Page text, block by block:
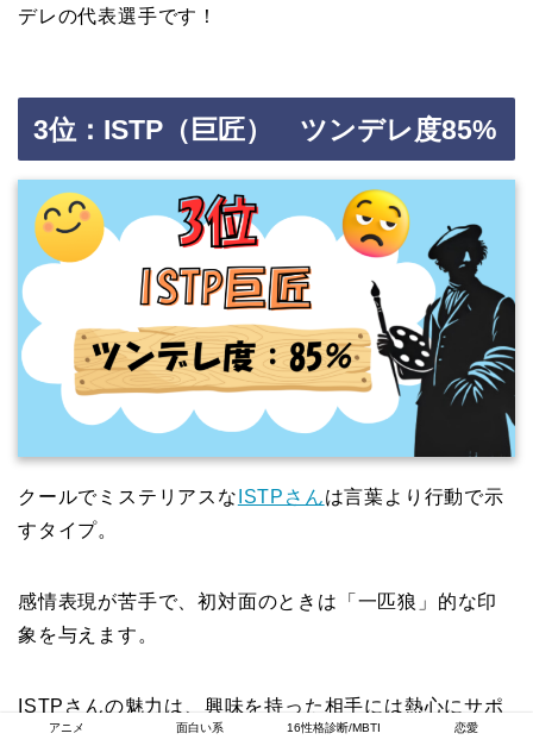
デレの代表選手です！
3位：ISTP（巨匠） ツンデレ度85%
クールでミステリアスな ISTPさんは言葉より行動で示
すタイプ。
感情表現が苦手で、初対面のときは「一匹狼」的な印
象を与えます。
ISTPさんの魅力は、興味を持った相手には熱心にサポ
ートをするというギャップ。
アニメ 面白い系 16性格診断/MBTI 恋愛